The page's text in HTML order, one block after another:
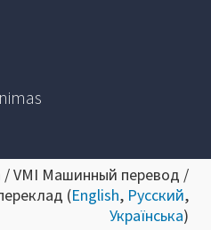
/ VMI Машинный перевод /
(English, Русский,
Українська)